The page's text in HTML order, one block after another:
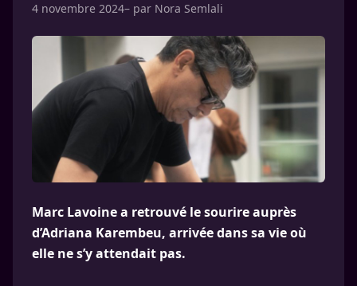
4 novembre 2024– par Nora Semlali
Marc Lavoine a retrouvé le sourire auprès
d’Adriana Karembeu, arrivée dans sa vie où
elle ne s’y attendait pas.